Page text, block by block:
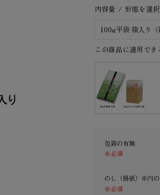
内容量 / 形態を選
この商品に適用でき
包装の有無
※必須
のし（掛紙）※内
※必須